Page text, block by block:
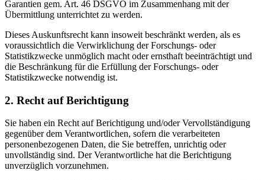
Garantien gem. Art. 46 DSGVO im Zusammenhang mit der
Übermittlung unterrichtet zu werden.
Dieses Auskunftsrecht kann insoweit beschränkt werden, als es
voraussichtlich die Verwirklichung der Forschungs- oder
Statistikzwecke unmöglich macht oder ernsthaft beeinträchtigt und
die Beschränkung für die Erfüllung der Forschungs- oder
Statistikzwecke notwendig ist.
2. Recht auf Berichtigung
Sie haben ein Recht auf Berichtigung und/oder Vervollständigung
gegenüber dem Verantwortlichen, sofern die verarbeiteten
personenbezogenen Daten, die Sie betreffen, unrichtig oder
unvollständig sind. Der Verantwortliche hat die Berichtigung
unverzüglich vorzunehmen.